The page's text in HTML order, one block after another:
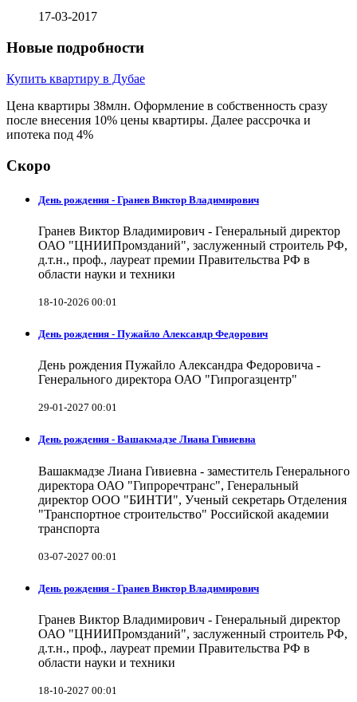
17-03-2017
Новые подробности
Купить квартиру в Дубае
Цена квартиры 38млн. Оформление в собственность сразу
после внесения 10% цены квартиры. Далее рассрочка и
ипотека под 4%
Скоро
День рождения - Гранев Виктор Владимирович
Гранев Виктор Владимирович - Генеральный директор
ОАО "ЦНИИПромзданий", заслуженный строитель РФ,
д.т.н., проф., лауреат премии Правительства РФ в
области науки и техники
18-10-2026 00:01
День рождения - Пужайло Александр Федорович
День рождения Пужайло Александра Федоровича -
Генерального директора ОАО "Гипрогазцентр"
29-01-2027 00:01
День рождения - Вашакмадзе Лиана Гивиевна
Вашакмадзе Лиана Гивиевна - заместитель Генерального
директора ОАО "Гипроречтранс", Генеральный
директор ООО "БИНТИ", Ученый секретарь Отделения
"Транспортное строительство" Российской академии
транспорта
03-07-2027 00:01
День рождения - Гранев Виктор Владимирович
Гранев Виктор Владимирович - Генеральный директор
ОАО "ЦНИИПромзданий", заслуженный строитель РФ,
д.т.н., проф., лауреат премии Правительства РФ в
области науки и техники
18-10-2027 00:01